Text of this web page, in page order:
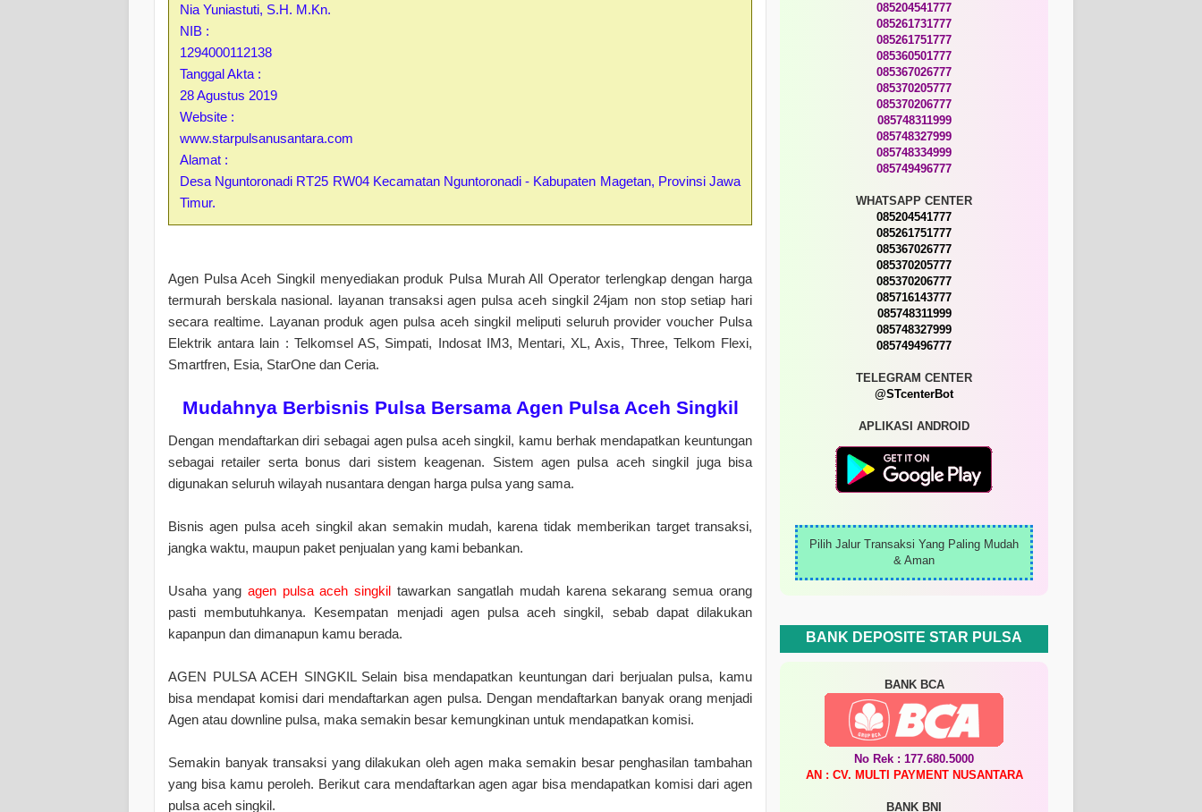
Nia Yuniastuti, S.H. M.Kn.
NIB :
1294000112138
Tanggal Akta :
28 Agustus 2019
Website :
www.starpulsanusantara.com
Alamat :
Desa Nguntoronadi RT25 RW04 Kecamatan Nguntoronadi - Kabupaten Magetan, Provinsi Jawa
Timur.
Agen Pulsa Aceh Singkil menyediakan produk Pulsa Murah All Operator terlengkap dengan harga
termurah berskala nasional. layanan transaksi agen pulsa aceh singkil 24jam non stop setiap hari
secara realtime. Layanan produk agen pulsa aceh singkil meliputi seluruh provider voucher Pulsa
Elektrik antara lain : Telkomsel AS, Simpati, Indosat IM3, Mentari, XL, Axis, Three, Telkom Flexi,
Smartfren, Esia, StarOne dan Ceria.
Mudahnya Berbisnis Pulsa Bersama Agen Pulsa Aceh Singkil
Dengan mendaftarkan diri sebagai agen pulsa aceh singkil, kamu berhak mendapatkan keuntungan
sebagai retailer serta bonus dari sistem keagenan. Sistem agen pulsa aceh singkil juga bisa
digunakan seluruh wilayah nusantara dengan harga pulsa yang sama.
Bisnis agen pulsa aceh singkil akan semakin mudah, karena tidak memberikan target transaksi,
jangka waktu, maupun paket penjualan yang kami bebankan.
Usaha yang agen pulsa aceh singkil tawarkan sangatlah mudah karena sekarang semua orang
pasti membutuhkanya. Kesempatan menjadi agen pulsa aceh singkil, sebab dapat dilakukan
kapanpun dan dimanapun kamu berada.
AGEN PULSA ACEH SINGKIL Selain bisa mendapatkan keuntungan dari berjualan pulsa, kamu
bisa mendapat komisi dari mendaftarkan agen pulsa. Dengan mendaftarkan banyak orang menjadi
Agen atau downline pulsa, maka semakin besar kemungkinan untuk mendapatkan komisi.
Semakin banyak transaksi yang dilakukan oleh agen maka semakin besar penghasilan tambahan
yang bisa kamu peroleh. Berikut cara mendaftarkan agen agar bisa mendapatkan komisi dari agen
pulsa aceh singkil.
085204541777
085261731777
085261751777
085360501777
085367026777
085370205777
085370206777
085748311999
085748327999
085748334999
085749496777
WHATSAPP CENTER
085204541777
085261751777
085367026777
085370205777
085370206777
085716143777
085748311999
085748327999
085749496777
TELEGRAM CENTER
@STcenterBot
APLIKASI ANDROID
Pilih Jalur Transaksi Yang Paling Mudah
& Aman
BANK DEPOSITE STAR PULSA
BANK BCA
No Rek : 177.680.5000
AN : CV. MULTI PAYMENT NUSANTARA
BANK BNI